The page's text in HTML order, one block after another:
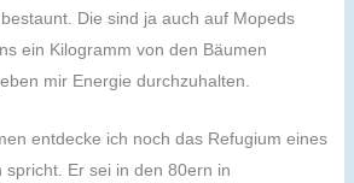
Die sind ja auch auf Mopeds
ein Kilogramm von den Bäumen
mir Energie durchzuhalten.
entdecke ich noch das Refugium eines
spricht. Er sei in den 80ern in